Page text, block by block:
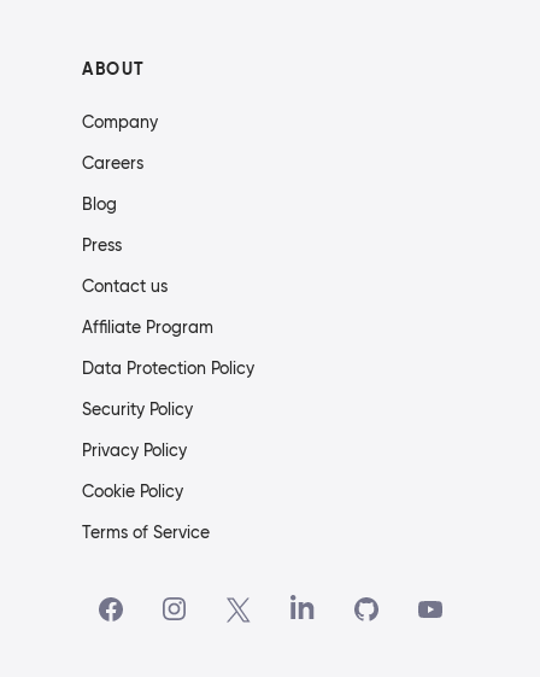
ABOUT
Company
Careers
Blog
Press
Contact us
Affiliate Program
Data Protection Policy
Security Policy
Privacy Policy
Cookie Policy
Terms of Service